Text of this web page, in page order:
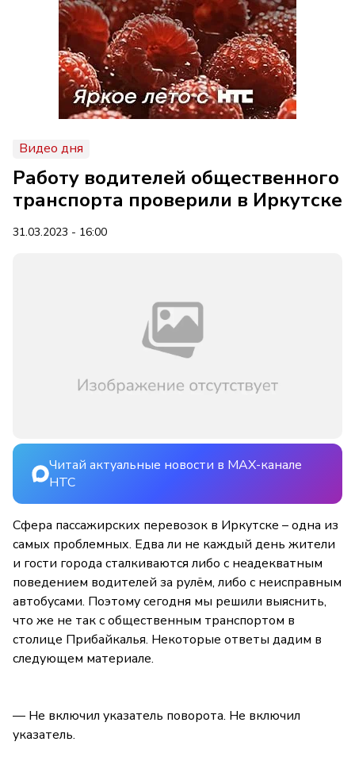
Видео дня
Работу водителей общественного
транспорта проверили в Иркутске
31.03.2023 - 16:00
Читай актуальные новости в MAX-канале
НТС
Сфера пассажирских перевозок в Иркутске – одна из
самых проблемных. Едва ли не каждый день жители
и гости города сталкиваются либо с неадекватным
поведением водителей за рулём, либо с неисправным
автобусами. Поэтому сегодня мы решили выяснить,
что же не так с общественным транспортом в
столице Прибайкалья. Некоторые ответы дадим в
следующем материале.
— Не включил указатель поворота. Не включил
указатель.